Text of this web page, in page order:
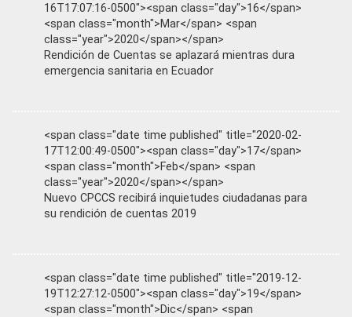
16T17:07:16-0500"><span class="day">16</span>
<span class="month">Mar</span> <span
class="year">2020</span></span>
Rendición de Cuentas se aplazará mientras dura
emergencia sanitaria en Ecuador
<span class="date time published" title="2020-02-
17T12:00:49-0500"><span class="day">17</span>
<span class="month">Feb</span> <span
class="year">2020</span></span>
Nuevo CPCCS recibirá inquietudes ciudadanas para
su rendición de cuentas 2019
<span class="date time published" title="2019-12-
19T12:27:12-0500"><span class="day">19</span>
<span class="month">Dic</span> <span